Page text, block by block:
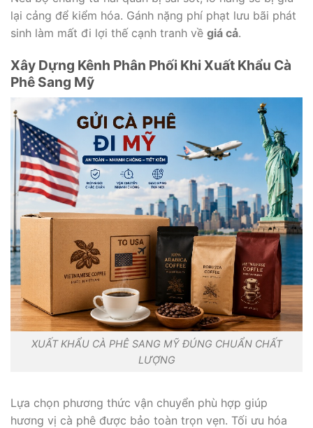
lại cảng để kiểm hóa. Gánh nặng phí phạt lưu bãi phát
sinh làm mất đi lợi thế cạnh tranh về giá cả.
Xây Dựng Kênh Phân Phối Khi Xuất Khẩu Cà
Phê Sang Mỹ
XUẤT KHẨU CÀ PHÊ SANG MỸ ĐÚNG CHUẨN CHẤT
LƯỢNG
Lựa chọn phương thức vận chuyển phù hợp giúp
hương vị cà phê được bảo toàn trọn vẹn. Tối ưu hóa